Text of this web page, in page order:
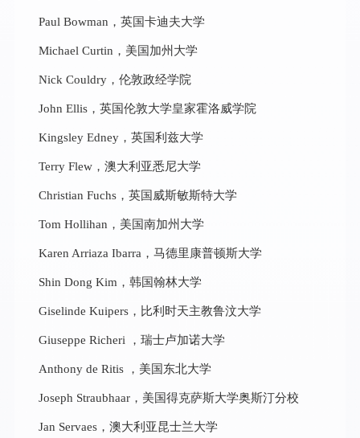
Paul Bowman，英国卡迪夫大学
Michael Curtin，美国加州大学
Nick Couldry，伦敦政经学院
John Ellis，英国伦敦大学皇家霍洛威学院
Kingsley Edney，英国利兹大学
Terry Flew，澳大利亚悉尼大学
Christian Fuchs，英国威斯敏斯特大学
Tom Hollihan，美国南加州大学
Karen Arriaza Ibarra，马德里康普顿斯大学
Shin Dong Kim，韩国翰林大学
Giselinde Kuipers，比利时天主教鲁汶大学
Giuseppe Richeri ，瑞士卢加诺大学
Anthony de Ritis ，美国东北大学
Joseph Straubhaar，美国得克萨斯大学奥斯汀分校
Jan Servaes，澳大利亚昆士兰大学